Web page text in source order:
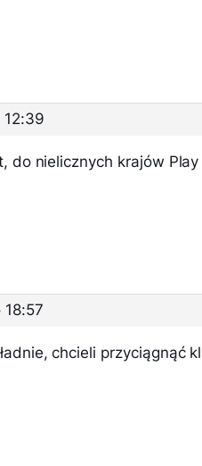
do nielicznych krajów
chcieli przyciągnąć